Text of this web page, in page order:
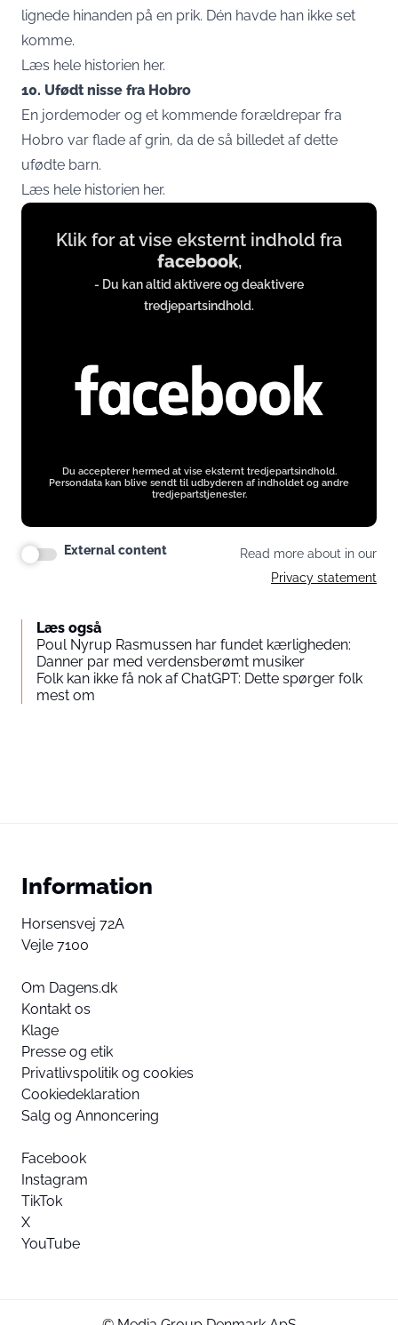
lignede hinanden på en prik. Dén havde han ikke set
komme.
Læs hele historien her.
10. Ufødt nisse fra Hobro
En jordemoder og et kommende forældrepar fra
Hobro var flade af grin, da de så billedet af dette
ufødte barn.
Læs hele historien her.
Display
content
www.facebook.com
Klik for at vise eksternt indhold fra
facebook,
- Du kan altid aktivere og deaktivere
tredjepartsindhold.
Du accepterer hermed at vise eksternt tredjepartsindhold.
Persondata kan blive sendt til udbyderen af indholdet og andre
tredjepartstjenester.
External content
Read more about in our
Privacy statement
Læs også
Poul Nyrup Rasmussen har fundet kærligheden:
Danner par med verdensberømt musiker
Folk kan ikke få nok af ChatGPT: Dette spørger folk
mest om
Information
Horsensvej 72A
Vejle 7100
Om Dagens.dk
Kontakt os
Klage
Presse og etik
Privatlivspolitik og cookies
Cookiedeklaration
Salg og Annoncering
Facebook
Instagram
TikTok
X
YouTube